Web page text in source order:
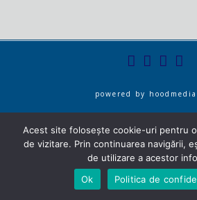
powered by
Acest site folosește cookie-uri pentru
de vizitare. Prin continuarea navigării,
de utilizare a acestor
Ok
Politica de